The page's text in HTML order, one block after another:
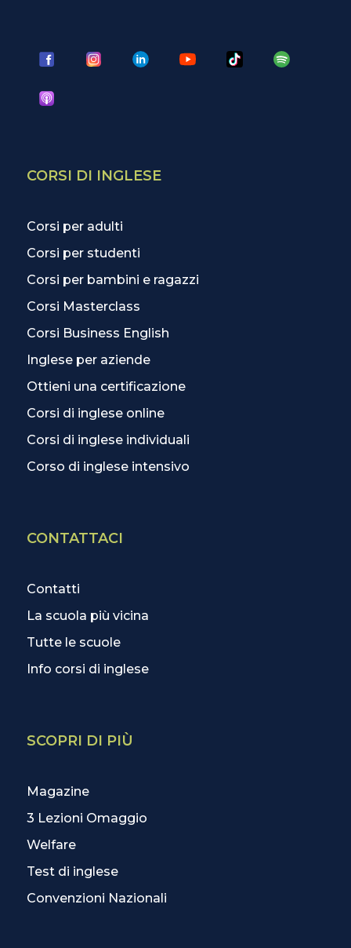
CORSI DI INGLESE
Corsi per adulti
Corsi per studenti
Corsi per bambini e ragazzi
Corsi Masterclass
Corsi Business English
Inglese per aziende
Ottieni una certificazione
Corsi di inglese online
Corsi di inglese individuali
Corso di inglese intensivo
CONTATTACI
Contatti
La scuola più vicina
Tutte le scuole
Info corsi di inglese
SCOPRI DI PIÙ
Magazine
3 Lezioni Omaggio
Welfare
Test di inglese
Convenzioni Nazionali